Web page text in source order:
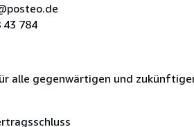
784
alle gegenwärtigen und